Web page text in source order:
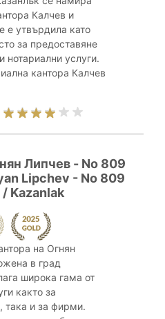
Калчев и
е утвърдила като
за предоставяне
нотариални услуги.
кантора Калчев
Липчев - No 809
Lipchev - No 809
/ Kazanlak
на Огнян
в град
широка гама от
както за
така и за фирми.